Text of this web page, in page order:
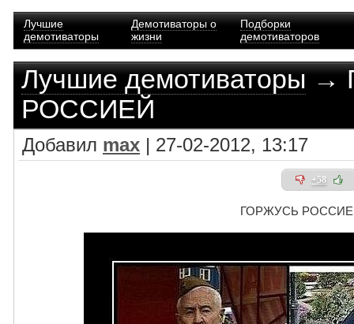
Лучшие
демотиваторы
Демотиваторы о
жизни
Подборки
демотиваторов
Лучшие демотиваторы→
РОССИЕЙ
Добавил max | 27-02-2012, 13:17
+58
ГОРЖУСЬ